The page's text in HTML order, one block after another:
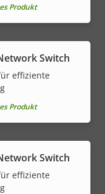
Produkt
Switch
effiziente
Produkt
Switch
effiziente